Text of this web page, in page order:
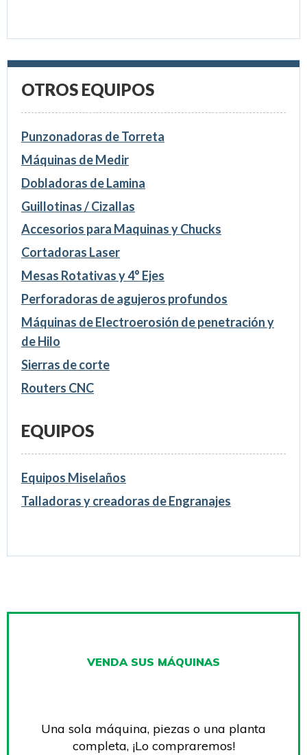
OTROS EQUIPOS
Punzonadoras de Torreta
Máquinas de Medir
Dobladoras de Lamina
Guillotinas / Cizallas
Accesorios para Maquinas y Chucks
Cortadoras Laser
Mesas Rotativas y 4° Ejes
Perforadoras de agujeros profundos
Máquinas de Electroerosión de penetración y
de Hilo
Sierras de corte
Routers CNC
EQUIPOS
Equipos Miselaños
Talladoras y creadoras de Engranajes
VENDA SUS MÁQUINAS
Una sola máquina, piezas o una planta
completa, ¡Lo compraremos!